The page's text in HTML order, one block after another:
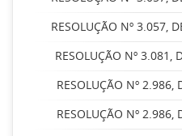
RESOLUÇÃO Nº 3.057,
RESOLUÇÃO Nº 3.081,
RESOLUÇÃO Nº
RESOLUÇÃO Nº